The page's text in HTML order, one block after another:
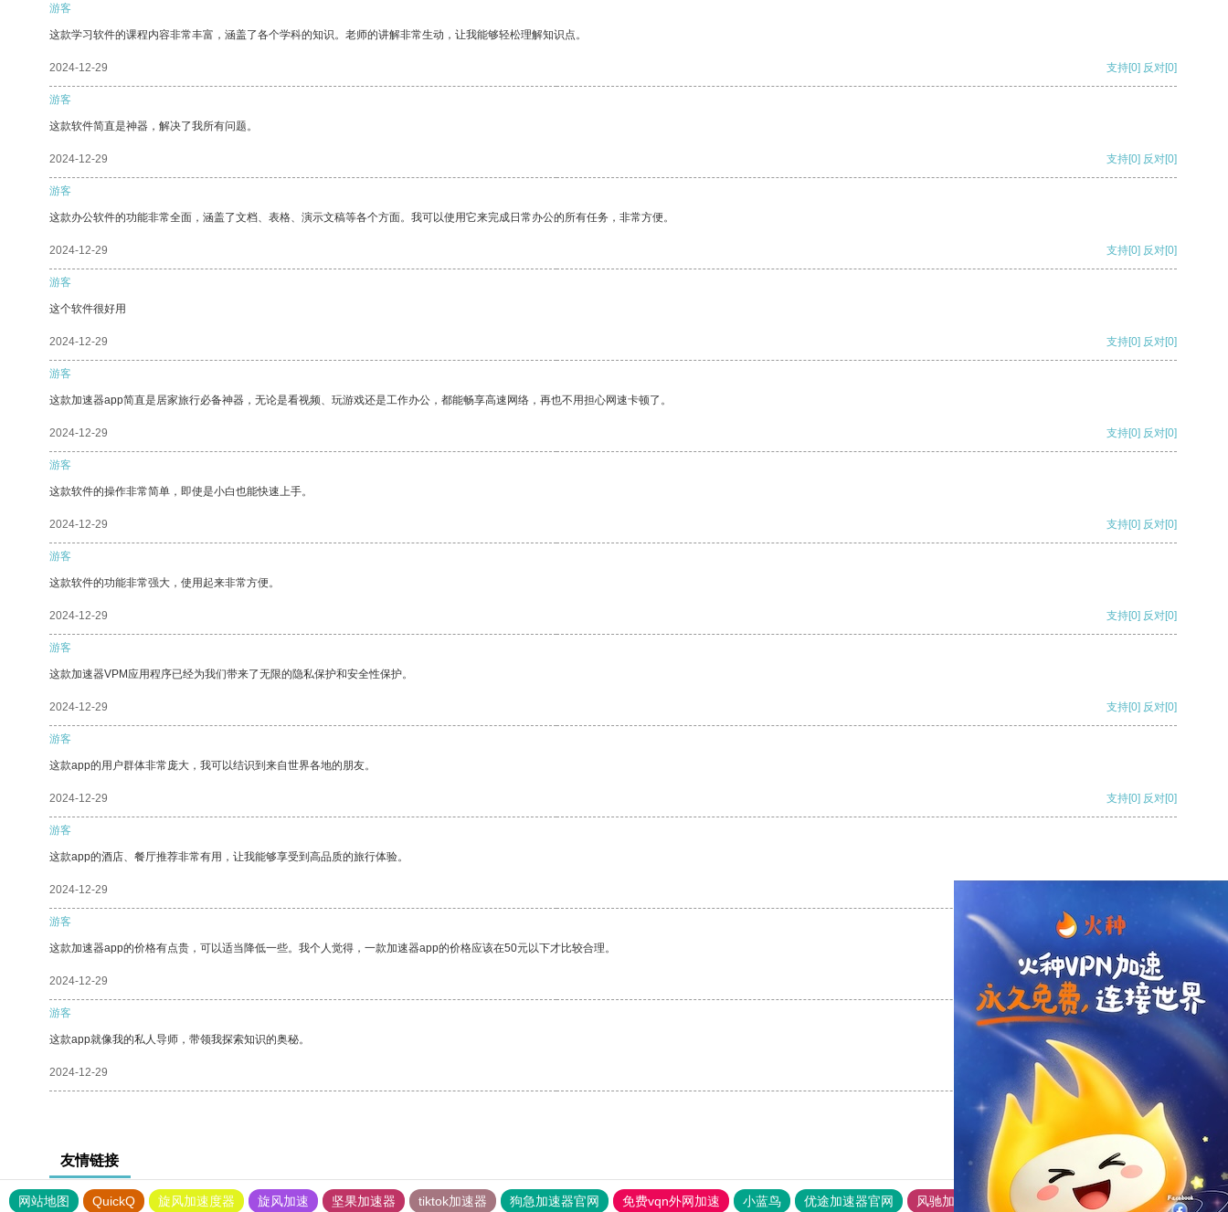
游客
这款学习软件的课程内容非常丰富，涵盖了各个学科的知识。老师的讲解非常生动，让我能够轻松理解知识点。
2024-12-29 支持[0] 反对[0]
游客
这款软件简直是神器，解决了我所有问题。
2024-12-29 支持[0] 反对[0]
游客
这款办公软件的功能非常全面，涵盖了文档、表格、演示文稿等各个方面。我可以使用它来完成日常办公的所有任务，非常方便。
2024-12-29 支持[0] 反对[0]
游客
这个软件很好用
2024-12-29 支持[0] 反对[0]
游客
这款加速器app简直是居家旅行必备神器，无论是看视频、玩游戏还是工作办公，都能畅享高速网络，再也不用担心网速卡顿了。
2024-12-29 支持[0] 反对[0]
游客
这款软件的操作非常简单，即使是小白也能快速上手。
2024-12-29 支持[0] 反对[0]
游客
这款软件的功能非常强大，使用起来非常方便。
2024-12-29 支持[0] 反对[0]
游客
这款加速器VPM应用程序已经为我们带来了无限的隐私保护和安全性保护。
2024-12-29 支持[0] 反对[0]
游客
这款app的用户群体非常庞大，我可以结识到来自世界各地的朋友。
2024-12-29 支持[0] 反对[0]
游客
这款app的酒店、餐厅推荐非常有用，让我能够享受到高品质的旅行体验。
2024-12-29
游客
这款加速器app的价格有点贵，可以适当降低一些。我个人觉得，一款加速器app的价格应该在50元以下才比较合理。
2024-12-29 支持 [0] 反对 [0]
游客
这款app就像我的私人导师，带领我探索知识的奥秘。
2024-12-29 支持
友情链接
网站地图 QuickQ 旋风加速度器 旋风加速 坚果加速器 tiktok加速器 狗急加速器官网 免费vqn外网加速 小蓝鸟 优途加速器官网 风驰加速器 旋风加速器